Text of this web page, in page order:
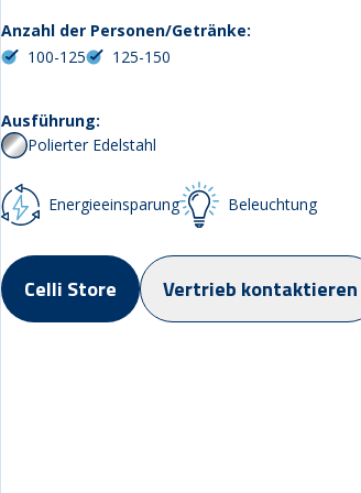
Anzahl der Personen/Getränke:
100-125
125-150
Ausführung:
Polierter Edelstahl
Energieeinsparung Beleuchtung
Celli Store Vertrieb kontaktieren